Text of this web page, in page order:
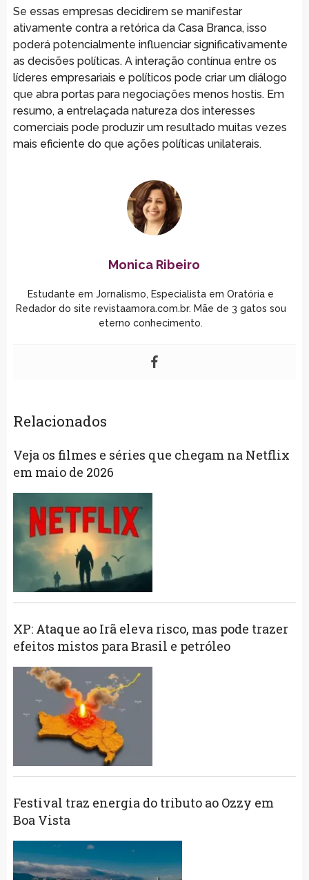
Se essas empresas decidirem se manifestar
ativamente contra a retórica da Casa Branca, isso
poderá potencialmente influenciar significativamente
as decisões políticas. A interação contínua entre os
líderes empresariais e políticos pode criar um diálogo
que abra portas para negociações menos hostis. Em
resumo, a entrelaçada natureza dos interesses
comerciais pode produzir um resultado muitas vezes
mais eficiente do que ações políticas unilaterais.
Monica Ribeiro
Estudante em Jornalismo, Especialista em Oratória e
Redador do site revistaamora.com.br. Mãe de 3 gatos sou
eterno conhecimento.
Relacionados
Veja os filmes e séries que chegam na Netflix
em maio de 2026
XP: Ataque ao Irã eleva risco, mas pode trazer
efeitos mistos para Brasil e petróleo
Festival traz energia do tributo ao Ozzy em
Boa Vista